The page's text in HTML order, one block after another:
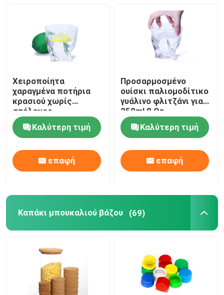
Χειροποίητα
χαραγμένα ποτήρια
κρασιού χωρίς
στέλεχος
Καλύτερη τιμή
επαφή
Προσαρμοσμένο
ουίσκι παλιομοδίτικο
γυάλινο φλιτζάνι για
250ml 8 Oz
Καλύτερη τιμή
επαφή
Καπάκι μπουκαλιού βάζου (69)